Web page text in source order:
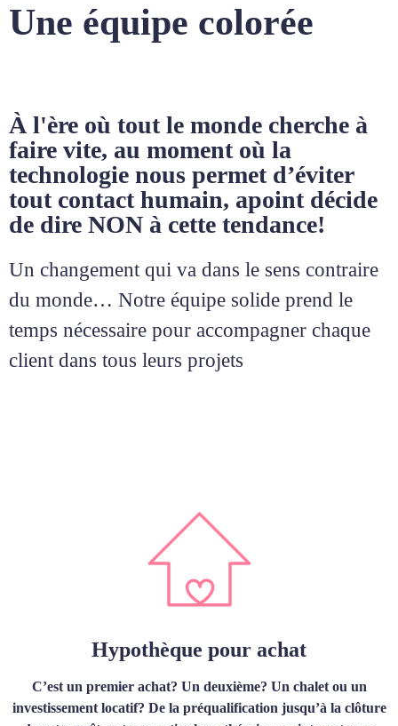
Une équipe colorée
À l'ère où tout le monde cherche à
faire vite, au moment où la
technologie nous permet d’éviter
tout contact humain, apoint décide
de dire NON à cette tendance!
Un changement qui va dans le sens contraire
du monde… Notre équipe solide prend le
temps nécessaire pour accompagner chaque
client dans tous leurs projets
Hypothèque pour achat
C’est un premier achat? Un deuxième? Un chalet ou un
investissement locatif? De la préqualification jusqu’à la clôture